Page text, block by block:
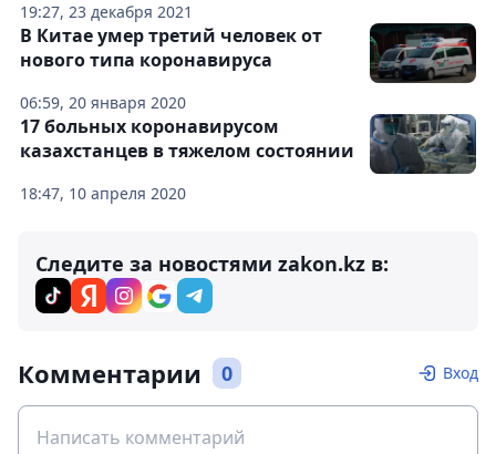
19:27, 23 декабря 2021
06:59, 20 января 2020
В Китае умер третий человек от
нового типа коронавируса
18:47, 10 апреля 2020
17 больных коронавирусом
казахстанцев в тяжелом состоянии
Следите за новостями zakon.kz в:
Комментарии 0 Вход